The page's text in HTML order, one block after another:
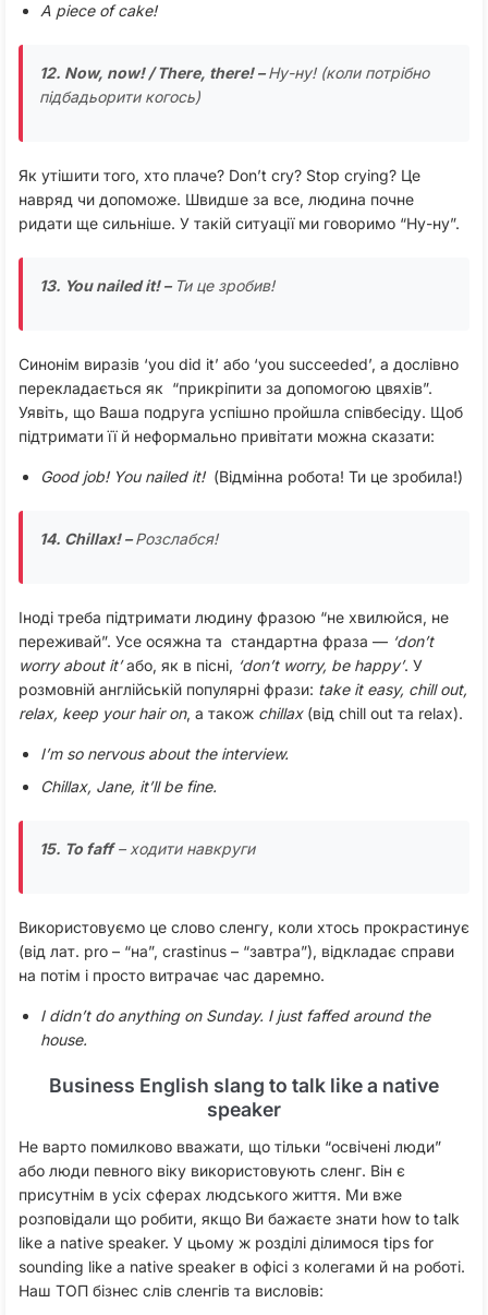
A piece of cake!
12. Now, now! / There, there! –Ну-ну! (коли потрібно
підбадьорити когось)
Як утішити того, хто плаче? Don’t cry? Stop crying? Це
навряд чи допоможе. Швидше за все, людина почне
ридати ще сильніше. У такій ситуації ми говоримо “Ну-ну”.
13. You nailed it! – Ти це зробив!
Синонім виразів ‘you did it’ або ‘you succeeded’, а дослівно
перекладається як “прикріпити за допомогою цвяхів”.
Уявіть, що Ваша подруга успішно пройшла співбесіду. Щоб
підтримати її й неформально привітати можна сказати:
Good job! You nailed it!(Відмінна робота! Ти це зробила!)
14. Chillax! –Розслабся!
Іноді треба підтримати людину фразою “не хвилюйся, не
переживай”. Усе осяжна та стандартна фраза — ‘don’t
worry about it’або, як в пісні, ‘don’t worry, be happy’. У
розмовній англійській популярні фрази: take it easy, chill out,
relax, keep your hair on, а також chillax(від chill out та relax).
I’m so nervous about the interview.
Chillax, Jane, it’ll be fine.
15. To faff– ходити навкруги
Використовуємо це слово сленгу, коли хтось прокрастинує
(від лат. pro – “на”, crastinus – “завтра”), відкладає справи
на потім і просто витрачає час даремно.
I didn’t do anything on Sunday. I just faffed around the
house.
Business English slang to talk like a native
speaker
Не варто помилково вважати, що тільки “освічені люди”
або люди певного віку використовують сленг. Він є
присутнім в усіх сферах людського життя. Ми вже
розповідали що робити, якщо Ви бажаєте знати how to talk
like a native speaker. У цьому ж розділі ділимося tips for
sounding like a native speaker в офісі з колегами й на роботі.
Наш ТОП бізнес слів сленгів та висловів: